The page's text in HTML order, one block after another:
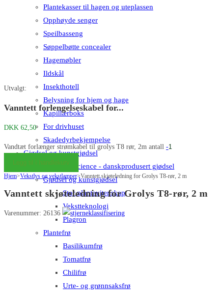
Plantekasser til hagen og uteplassen
Opphøyde senger
Speilbasseng
Søppelbøtte concealer
Hagemøbler
Ildskål
Insekthotell
Belysning for hjem og hage
Kapillærboks
For drivhuset
Skadedyrbekjempelse
Gjødsel og kunstgjødsel
Big Plant Science - danskprodusert gjødsel
Gjødsel og kunstgjødsel
Stor plantevitenskap
Vekstteknologi
Plagron
Plantefrø
Basilikumfrø
Tomatfrø
Chilifrø
Urte- og grønnsaksfrø
Utvalgt:
Vanntett forlengelseskabel for...
DKK 62,50
Vandtæt forlænger strømkabel til grolys T8 rør, 2m antall -
Legg til i handlekurv
Hjem>Vekstlys og vekstlamper>Vanntett skjøteledning for Grolys T8-rør, 2 m
Vanntett skjøteledning for Grolys T8-rør, 2 m
Varenummer: 26136